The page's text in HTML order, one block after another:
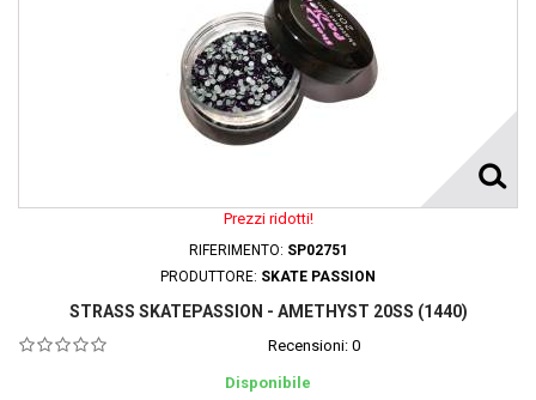
Prezzi ridotti!
RIFERIMENTO: SP02751
PRODUTTORE: SKATE PASSION
STRASS SKATEPASSION - AMETHYST 20SS (1440)
Recensioni: 0
Disponibile